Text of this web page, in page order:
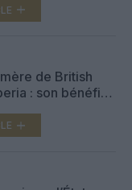
suspendus
de British
: son bénéfice